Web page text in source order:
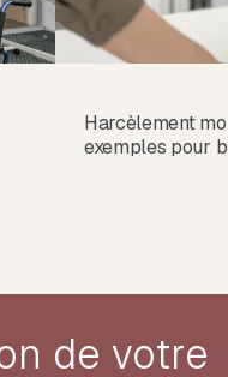
Harcèlement
exemples pour
de votre